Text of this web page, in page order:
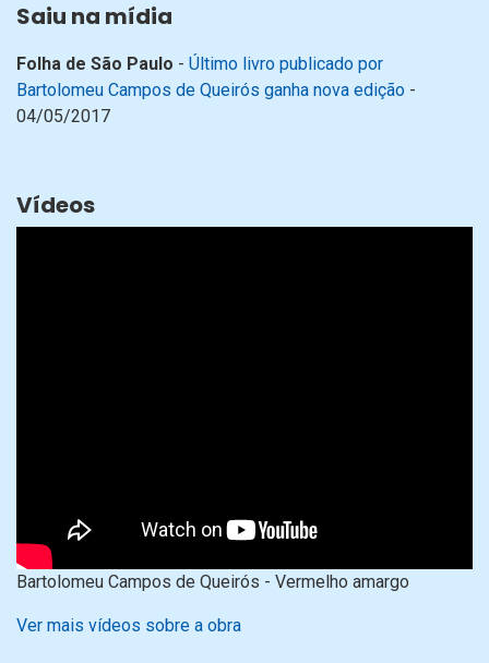
Saiu na mídia
Folha de São Paulo - Último livro publicado por
Bartolomeu Campos de Queirós ganha nova edição -
04/05/2017
Vídeos
Bartolomeu Campos de Queirós - Vermelho amargo
Ver mais vídeos sobre a obra